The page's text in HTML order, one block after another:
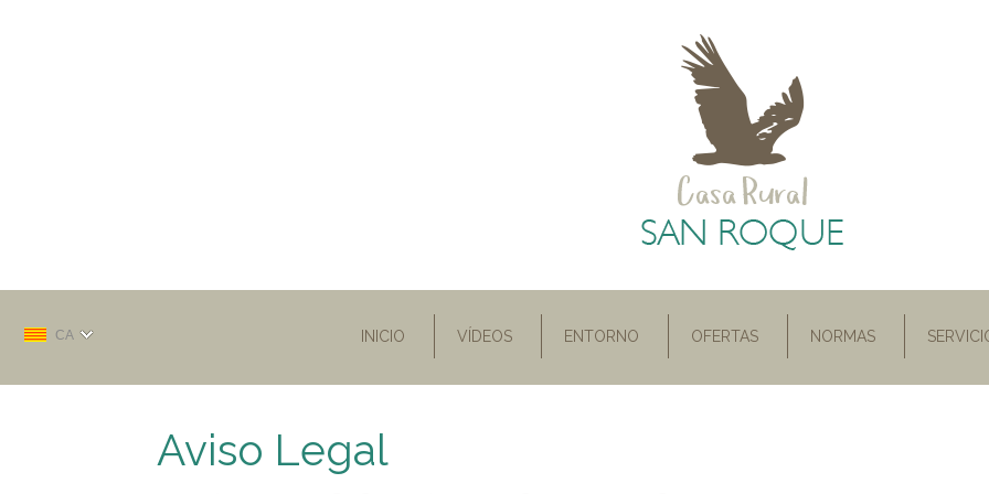
CA INICIO VÍDEOS ENTORNO OFERTAS NORMAS
Aviso Legal